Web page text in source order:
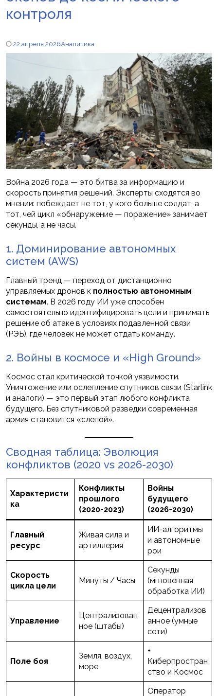
контроля
22 апреля 2026Аналитика
Война 2026 года — это битва за информацию и
скорость принятия решений. Эксперты сходятся во
мнении: побеждает не тот, у кого больше солдат, а
тот, чей цикл «обнаружение — поражение» занимает
секунды, а не часы.
1. Доминирование автономных
систем (AWS)
Главный тренд — переход от дистанционно
управляемых дронов к полностью автономным
системам. В 2026 году ИИ уже способен
самостоятельно идентифицировать цели и принимать
решение об атаке в условиях подавленной связи
(РЭБ), где человек не может отдать команду.
2. Войны в космосе и «High Ground»
Космос стал критической точкой уязвимости.
Уничтожение или ослепление спутников связи (Starlink
и аналоги) — это первый этап любого конфликта
будущего. Без спутниковой разведки современная
армия становится «слепой».
Сводная таблица: Эволюция
конфликтов (2020 vs 2026-2030)
Характеристи
ка
Конфликты
прошлого
(2020-2023)
Войны
будущего
(2026-2030)
Главный
ресурс
Живая сила и
артиллерия
ИИ-алгоритмы
и автономные
рои
Скорость
цикла цели
Минуты / Часы
Секунды
(мгновенная
обработка ИИ)
Управление
Централизован
ное (штабы)
Децентрализов
анное (умные
сети)
Поле боя
Земля, воздух,
море
+
Киберпростран
ство и Космос
Оператор